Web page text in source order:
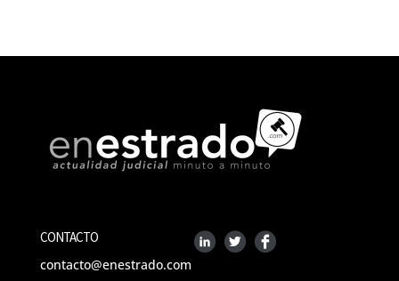
CONTACTO
contacto@enestrado.com